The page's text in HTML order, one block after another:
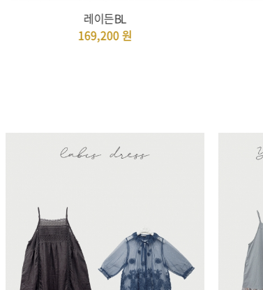
레이든BL
169,200원